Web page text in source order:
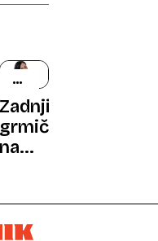
KAJA
BREZOČNIK
Zadnji
grmiček
na